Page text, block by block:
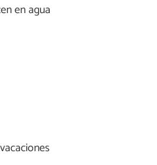
en agua